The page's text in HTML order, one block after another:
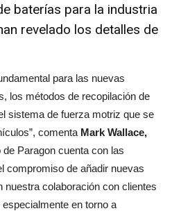
baterías para la industria
revelado los detalles de
para las nuevas
los métodos de recopilación de
sistema de fuerza motriz que se
comenta Mark Wallace,
de Paragon cuenta con las
compromiso de añadir nuevas
nuestra colaboración con clientes
en torno a